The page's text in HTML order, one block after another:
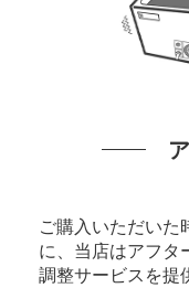
ご購入いただいた
に、当店はアフタ
調整サービスを提